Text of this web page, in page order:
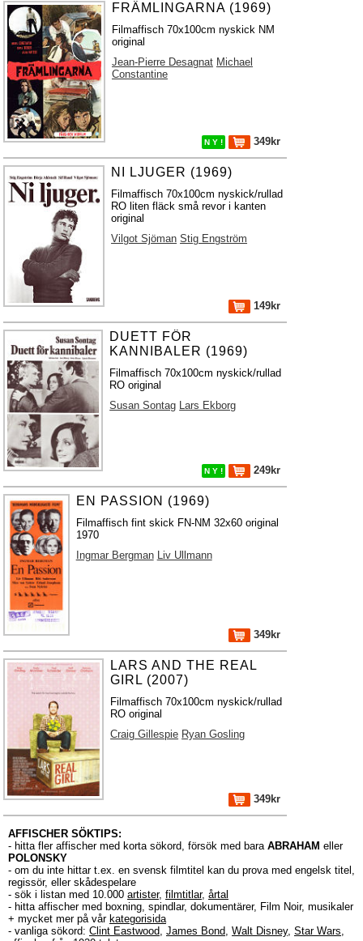
FRÄMLINGARNA (1969)
Filmaffisch 70x100cm nyskick NM
original
Jean-Pierre Desagnat Michael
Constantine
N Y ! 349kr
NI LJUGER (1969)
Filmaffisch 70x100cm nyskick/rullad
RO liten fläck små revor i kanten
original
Vilgot Sjöman Stig Engström
149kr
DUETT FÖR
KANNIBALER (1969)
Filmaffisch 70x100cm nyskick/rullad
RO original
Susan Sontag Lars Ekborg
N Y ! 249kr
EN PASSION (1969)
Filmaffisch fint skick FN-NM 32x60 original
1970
Ingmar Bergman Liv Ullmann
349kr
LARS AND THE REAL
GIRL (2007)
Filmaffisch 70x100cm nyskick/rullad
RO original
Craig Gillespie Ryan Gosling
349kr
AFFISCHER SÖKTIPS:
- hitta fler affischer med korta sökord, försök med bara ABRAHAM eller
POLONSKY
- om du inte hittar t.ex. en svensk filmtitel kan du prova med engelsk titel,
regissör, eller skådespelare
- sök i listan med 10.000 artister, filmtitlar, årtal
- hitta affischer med boxning, spindlar, dokumentärer, Film Noir, musikaler
+ mycket mer på vår kategorisida
- vanliga sökord: Clint Eastwood, James Bond, Walt Disney, Star Wars,